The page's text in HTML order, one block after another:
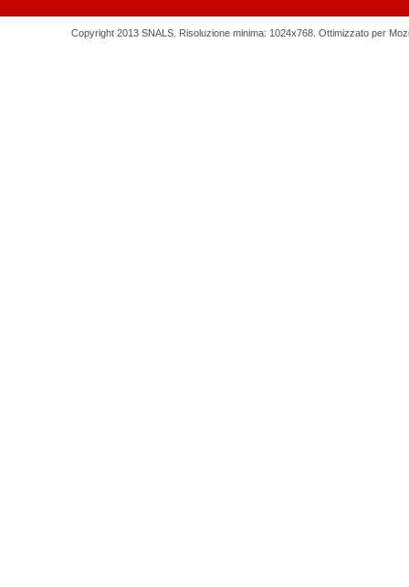
Copyright 2013 SNALS. Risoluzione minima: 1024x768. Ottimizzato per